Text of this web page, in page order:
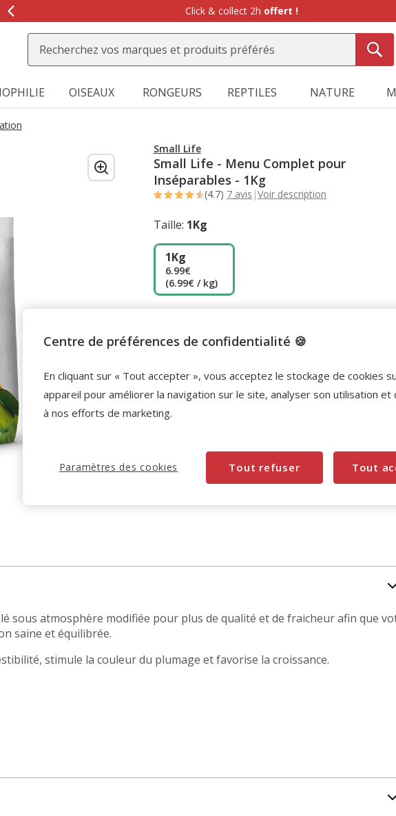
de
message,
Click & collect 2h offert !
OISEAUX RONGEURS REPTILES NATURE
Small Life
Small Life - Menu Complet pour
Inséparables - 1Kg
(4.7) 7 avis |Voir description
Taille: 1Kg
1Kg
6.99€
(6.99€ / kg)
sous atmosphère modifiée pour plus de qualité et de fraicheur afin que
saine et équilibrée.
stimule la couleur du plumage et favorise la croissance.
Centre de préférences de confidentialité 🍪
En cliquant sur « Tout accepter », vous acceptez le stockage de cookies
appareil pour améliorer la navigation sur le site, analyser son utilisation et
à nos efforts de marketing.
Tout refuser Tout
Paramètres des cookies